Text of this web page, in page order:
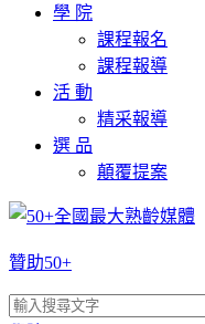
學 院
課程報名
課程報導
活 動
精采報導
選 品
顛覆提案
贊助50+